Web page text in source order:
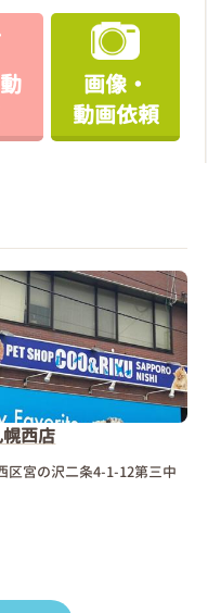
画像・
動画依頼
西店
区宮の沢二条4-1-12第三中